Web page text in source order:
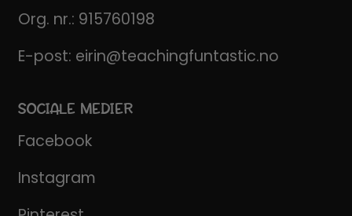
Org. nr.: 915760198
E-post: eirin@teachingfuntastic.no
SOCIALE MEDIER
Facebook
Instagram